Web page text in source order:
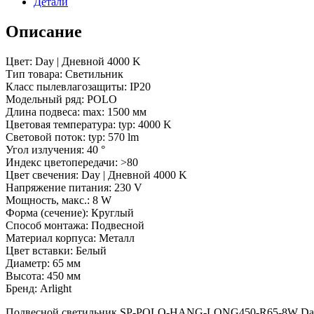
(Arlight,
IP20
5
лет)
Описание
Цвет: Day | Дневной 4000 K
Тип товара: Светильник
Класс пылевлагозащиты: IP20
Модельный ряд: POLO
Длина подвеса: max: 1500 мм
Цветовая температура: typ: 4000 K
Световой поток: typ: 570 lm
Угол излучения: 40 °
Индекс цветопередачи: >80
Цвет свечения: Day | Дневной 4000 K
Напряжение питания: 230 V
Мощность, макс.: 8 W
Форма (сечение): Круглый
Способ монтажа: Подвесной
Материал корпуса: Металл
Цвет вставки: Белый
Диаметр: 65 мм
Высота: 450 мм
Бренд: Arlight